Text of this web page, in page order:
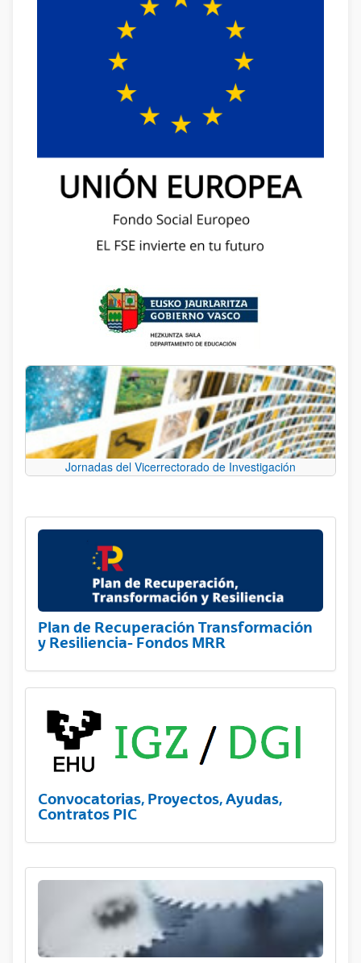
Jornadas del Vicerrectorado de Investigación
Plan de Recuperación Transformación
y Resiliencia- Fondos MRR
Convocatorias, Proyectos, Ayudas,
Contratos PIC